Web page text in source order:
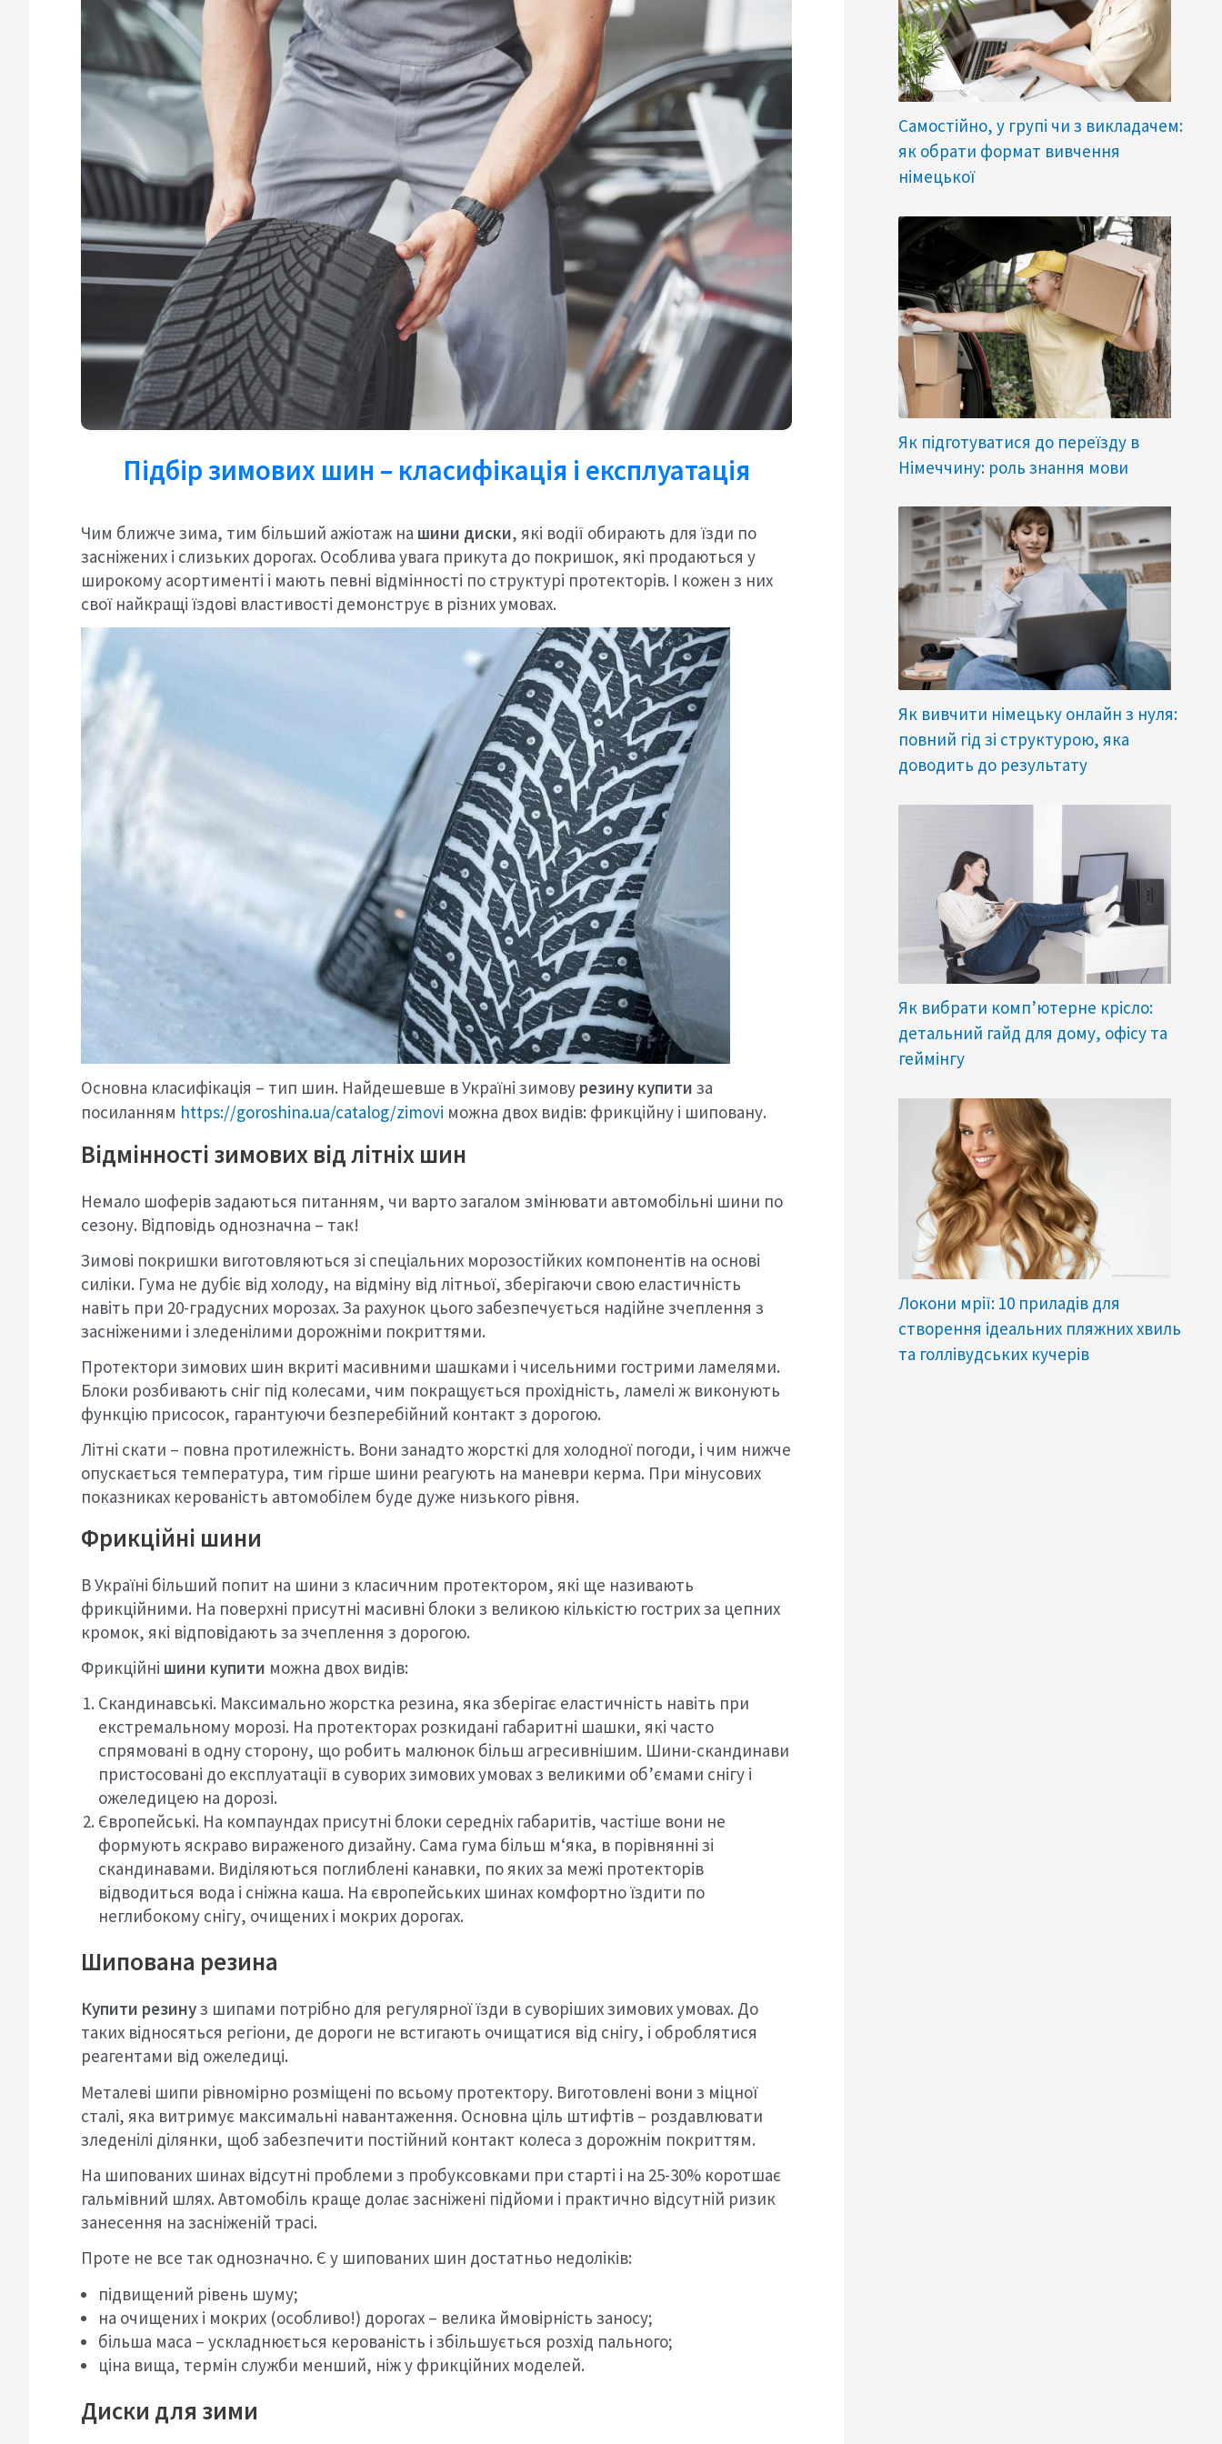
Підбір зимових шин – класифікація і експлуатація
Чим ближче зима, тим більший ажіотаж на шини диски, які водії обирають для їзди по
засніжених і слизьких дорогах. Особлива увага прикута до покришок, які продаються у
широкому асортименті і мають певні відмінності по структурі протекторів. І кожен з них
свої найкращі їздові властивості демонструє в різних умовах.
Основна класифікація – тип шин. Найдешевше в Україні зимову резину купити за
посиланням https://goroshina.ua/catalog/zimovi можна двох видів: фрикційну і шиповану.
Відмінності зимових від літніх шин
Немало шоферів задаються питанням, чи варто загалом змінювати автомобільні шини по
сезону. Відповідь однозначна – так!
Зимові покришки виготовляються зі спеціальних морозостійких компонентів на основі
силіки. Гума не дубіє від холоду, на відміну від літньої, зберігаючи свою еластичність
навіть при 20-градусних морозах. За рахунок цього забезпечується надійне зчеплення з
засніженими і зледенілими дорожніми покриттями.
Протектори зимових шин вкриті масивними шашками і чисельними гострими ламелями.
Блоки розбивають сніг під колесами, чим покращується прохідність, ламелі ж виконують
функцію присосок, гарантуючи безперебійний контакт з дорогою.
Літні скати – повна протилежність. Вони занадто жорсткі для холодної погоди, і чим нижче
опускається температура, тим гірше шини реагують на маневри керма. При мінусових
показниках керованість автомобілем буде дуже низького рівня.
Фрикційні шини
В Україні більший попит на шини з класичним протектором, які ще називають
фрикційними. На поверхні присутні масивні блоки з великою кількістю гострих за цепних
кромок, які відповідають за зчеплення з дорогою.
Фрикційні шини купити можна двох видів:
Скандинавські. Максимально жорстка резина, яка зберігає еластичність навіть при
екстремальному морозі. На протекторах розкидані габаритні шашки, які часто
спрямовані в одну сторону, що робить малюнок більш агресивнішим. Шини-скандинави
пристосовані до експлуатації в суворих зимових умовах з великими об’ємами снігу і
ожеледицею на дорозі.
Європейські. На компаундах присутні блоки середніх габаритів, частіше вони не
формують яскраво вираженого дизайну. Сама гума більш м‘яка, в порівнянні зі
скандинавами. Виділяються поглиблені канавки, по яких за межі протекторів
відводиться вода і сніжна каша. На європейських шинах комфортно їздити по
неглибокому снігу, очищених і мокрих дорогах.
Шипована резина
Купити резинуз шипами потрібно для регулярної їзди в суворіших зимових умовах. До
таких відносяться регіони, де дороги не встигають очищатися від снігу, і оброблятися
реагентами від ожеледиці.
Металеві шипи рівномірно розміщені по всьому протектору. Виготовлені вони з міцної
сталі, яка витримує максимальні навантаження. Основна ціль штифтів – роздавлювати
зледенілі ділянки, щоб забезпечити постійний контакт колеса з дорожнім покриттям.
На шипованих шинах відсутні проблеми з пробуксовками при старті і на 25-30% коротшає
гальмівний шлях. Автомобіль краще долає засніжені підйоми і практично відсутній ризик
занесення на засніженій трасі.
Проте не все так однозначно. Є у шипованих шин достатньо недоліків:
підвищений рівень шуму;
на очищених і мокрих (особливо!) дорогах – велика ймовірність заносу;
більша маса – ускладнюється керованість і збільшується розхід пального;
ціна вища, термін служби менший, ніж у фрикційних моделей.
Диски для зими
Самостійно, у групі чи з викладачем:
як обрати формат вивчення
німецької
Як підготуватися до переїзду в
Німеччину: роль знання мови
Як вивчити німецьку онлайн з нуля:
повний гід зі структурою, яка
доводить до результату
Як вибрати комп’ютерне крісло:
детальний гайд для дому, офісу та
геймінгу
Локони мрії: 10 приладів для
створення ідеальних пляжних хвиль
та голлівудських кучерів